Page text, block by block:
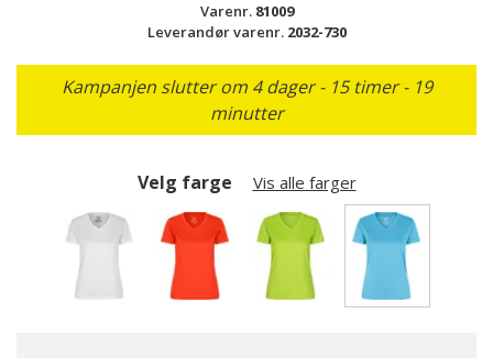
Varenr. 81009
Leverandør varenr. 2032-730
Kampanjen slutter om 4 dager - 15 timer - 19
minutter
Velg farge Vis alle farger